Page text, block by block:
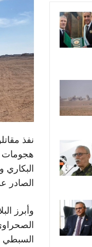
نفذ
هجومات
الصادر
وأبرز
السبطي